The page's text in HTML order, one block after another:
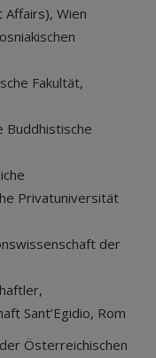
Wien
Fakultät,
Buddhistische
Privatuniversität
der
Sant’Egidio, Rom
Österreichischen